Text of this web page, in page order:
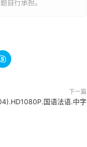
自行承担。
下一篇
国语法语.中字